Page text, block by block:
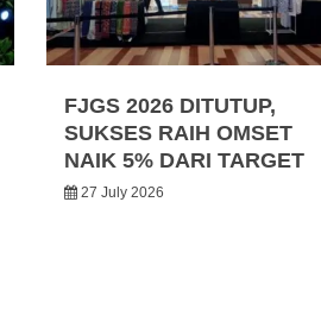
FJGS 2026 DITUTUP,
SUKSES RAIH OMSET
NAIK 5% DARI TARGET
27 July 2026